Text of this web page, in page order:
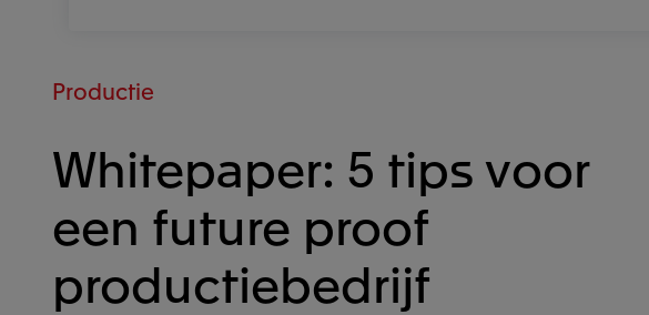
Productie
Whitepaper: 5 tips voor
een future proof
productiebedrijf